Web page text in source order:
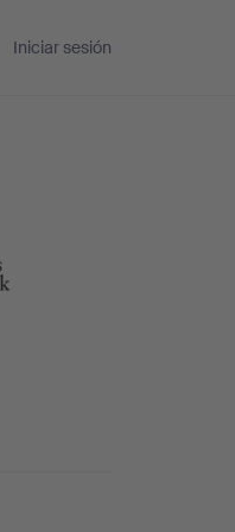
Iniciar sesión